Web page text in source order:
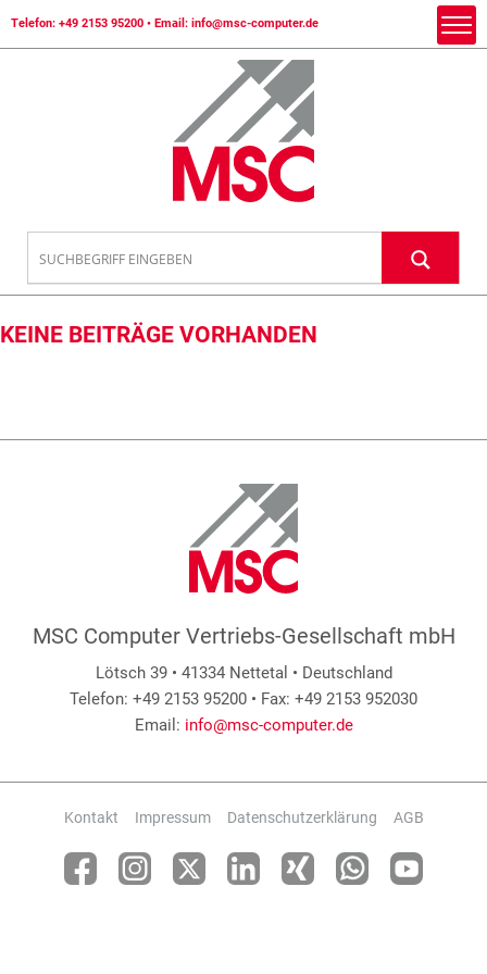
Telefon: +49 2153 95200 • Email: info@msc-computer.de
KEINE BEITRÄGE VORHANDEN
MSC Computer Vertriebs-Gesellschaft mbH
Lötsch 39 • 41334 Nettetal • Deutschland
Telefon: +49 2153 95200 • Fax: +49 2153 952030
Email: info@msc-computer.de
Kontakt Impressum Datenschutzerklärung AGB